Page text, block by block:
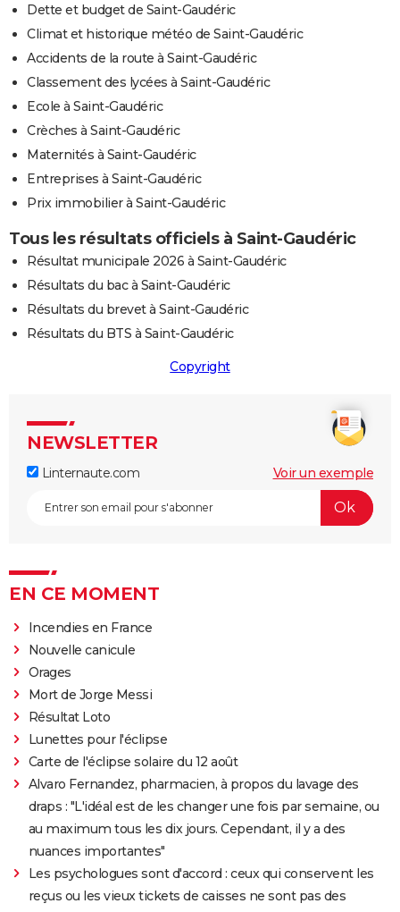
Dette et budget de Saint-Gaudéric
Climat et historique météo de Saint-Gaudéric
Accidents de la route à Saint-Gaudéric
Classement des lycées à Saint-Gaudéric
Ecole à Saint-Gaudéric
Crèches à Saint-Gaudéric
Maternités à Saint-Gaudéric
Entreprises à Saint-Gaudéric
Prix immobilier à Saint-Gaudéric
Tous les résultats officiels à Saint-Gaudéric
Résultat municipale 2026 à Saint-Gaudéric
Résultats du bac à Saint-Gaudéric
Résultats du brevet à Saint-Gaudéric
Résultats du BTS à Saint-Gaudéric
Copyright
NEWSLETTER
Linternaute.com Voir un exemple
EN CE MOMENT
Incendies en France
Nouvelle canicule
Orages
Mort de Jorge Messi
Résultat Loto
Lunettes pour l'éclipse
Carte de l'éclipse solaire du 12 août
Alvaro Fernandez, pharmacien, à propos du lavage des
draps : "L'idéal est de les changer une fois par semaine, ou
au maximum tous les dix jours. Cependant, il y a des
nuances importantes"
Les psychologues sont d'accord : ceux qui conservent les
reçus ou les vieux tickets de caisses ne sont pas des